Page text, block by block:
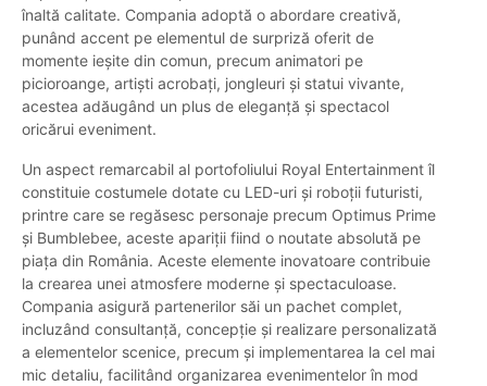
înaltă calitate. Compania adoptă o abordare creativă,
punând accent pe elementul de surpriză oferit de
momente ieșite din comun, precum animatori pe
picioroange, artiști acrobați, jongleuri și statui vivante,
acestea adăugând un plus de eleganță și spectacol
oricărui eveniment.
Un aspect remarcabil al portofoliului Royal Entertainment îl
constituie costumele dotate cu LED-uri și roboții futuristi,
printre care se regăsesc personaje precum Optimus Prime
și Bumblebee, aceste apariții fiind o noutate absolută pe
piața din România. Aceste elemente inovatoare contribuie
la crearea unei atmosfere moderne și spectaculoase.
Compania asigură partenerilor săi un pachet complet,
incluzând consultanță, concepție și realizare personalizată
a elementelor scenice, precum și implementarea la cel mai
mic detaliu, facilitând organizarea evenimentelor în mod